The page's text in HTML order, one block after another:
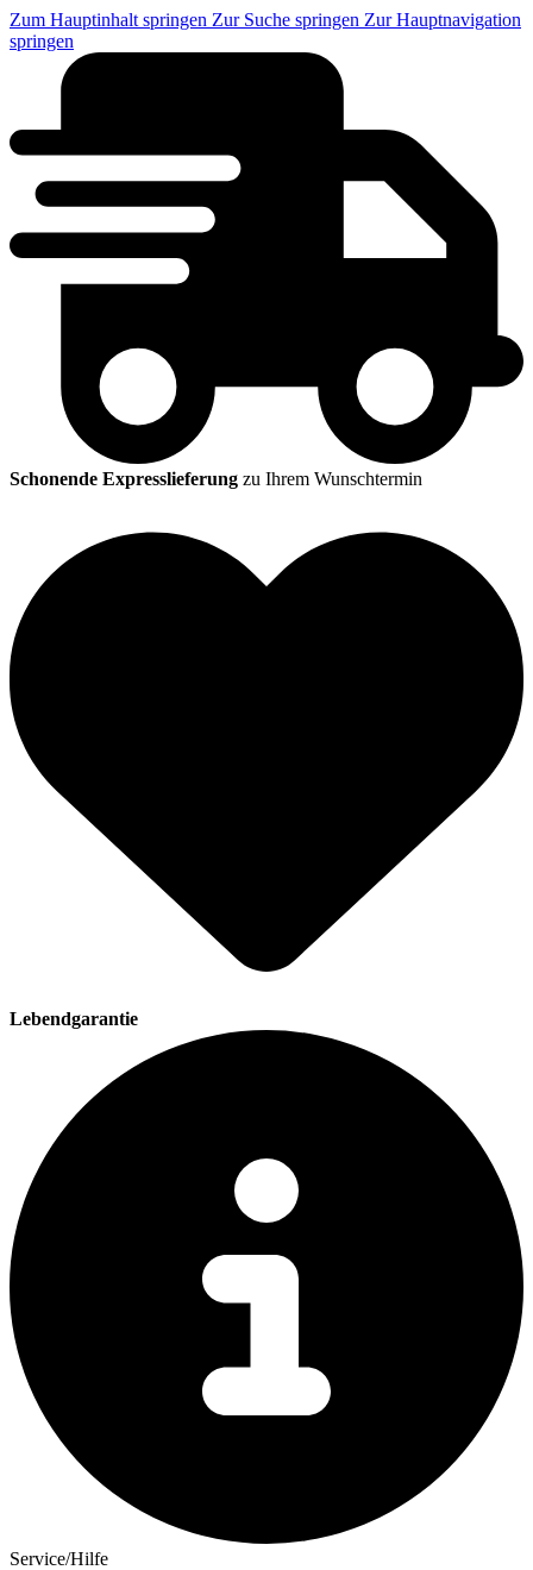
Zum Hauptinhalt springen Zur Suche springen Zur Hauptnavigation
springen
Schonende Expresslieferung zu Ihrem Wunschtermin
Lebendgarantie
Service/Hilfe